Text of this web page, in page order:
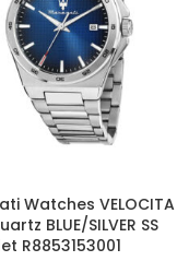
Watches VELOCITA
BLUE/SILVER SS
R8853153001